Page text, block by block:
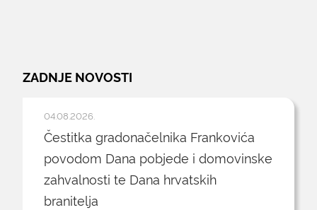
ZADNJE NOVOSTI
04.08.2026.
Čestitka gradonačelnika Frankovića
povodom Dana pobjede i domovinske
zahvalnosti te Dana hrvatskih
branitelja